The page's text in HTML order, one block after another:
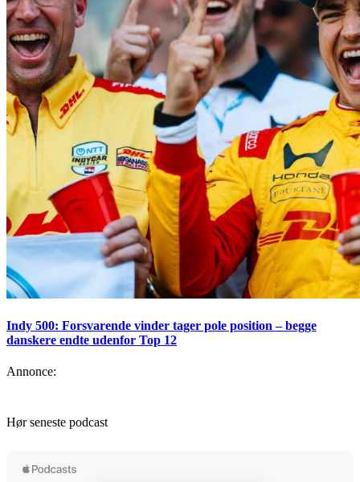
Indy 500: Forsvarende vinder tager pole position – begge
danskere endte udenfor Top 12
Annonce:
Hør seneste podcast